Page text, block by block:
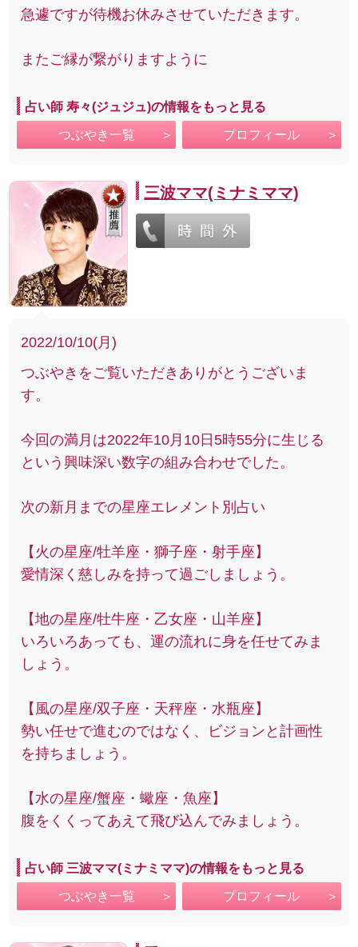
急遽ですが待機お休みさせていただきます。
またご縁が繋がりますように
占い師 寿々(ジュジュ)の情報をもっと見る
つぶやき一覧 プロフィール
三波ママ(ミナミママ)
2022/10/10(月)
つぶやきをご覧いただきありがとうございま
す。
今回の満月は2022年10月10日5時55分に生じる
という興味深い数字の組み合わせでした。
次の新月までの星座エレメント別占い
【火の星座/牡羊座・獅子座・射手座】
愛情深く慈しみを持って過ごしましょう。
【地の星座/牡牛座・乙女座・山羊座】
いろいろあっても、運の流れに身を任せてみま
しょう。
【風の星座/双子座・天秤座・水瓶座】
勢い任せで進むのではなく、ビジョンと計画性
を持ちましょう。
【水の星座/蟹座・蠍座・魚座】
腹をくくってあえて飛び込んでみましょう。
占い師 三波ママ(ミナミママ)の情報をもっと見る
つぶやき一覧 プロフィール